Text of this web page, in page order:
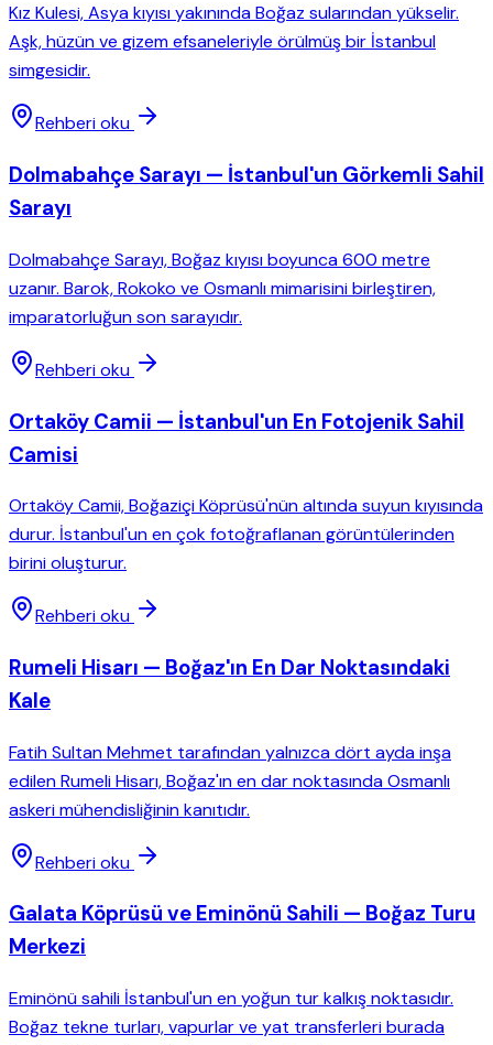
Kız Kulesi, Asya kıyısı yakınında Boğaz sularından yükselir.
Aşk, hüzün ve gizem efsaneleriyle örülmüş bir İstanbul
simgesidir.
Rehberi oku
Dolmabahçe Sarayı — İstanbul'un Görkemli Sahil
Sarayı
Dolmabahçe Sarayı, Boğaz kıyısı boyunca 600 metre
uzanır. Barok, Rokoko ve Osmanlı mimarisini birleştiren,
imparatorluğun son sarayıdır.
Rehberi oku
Ortaköy Camii — İstanbul'un En Fotojenik Sahil
Camisi
Ortaköy Camii, Boğaziçi Köprüsü'nün altında suyun kıyısında
durur. İstanbul'un en çok fotoğraflanan görüntülerinden
birini oluşturur.
Rehberi oku
Rumeli Hisarı — Boğaz'ın En Dar Noktasındaki
Kale
Fatih Sultan Mehmet tarafından yalnızca dört ayda inşa
edilen Rumeli Hisarı, Boğaz'ın en dar noktasında Osmanlı
askeri mühendisliğinin kanıtıdır.
Rehberi oku
Galata Köprüsü ve Eminönü Sahili — Boğaz Turu
Merkezi
Eminönü sahili İstanbul'un en yoğun tur kalkış noktasıdır.
Boğaz tekne turları, vapurlar ve yat transferleri burada